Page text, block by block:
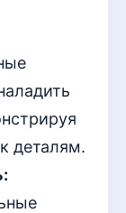
деталям.